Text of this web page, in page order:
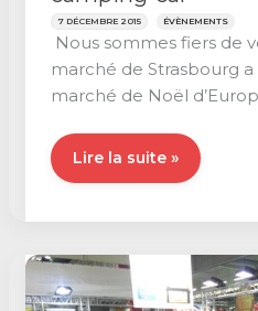
7 DÉCEMBRE 2015 ÉVÈNEMENTS
Nous sommes fiers de
marché de Strasbourg
marché de Noël
Marché
de
Strasbourg
en
Lire la suite »